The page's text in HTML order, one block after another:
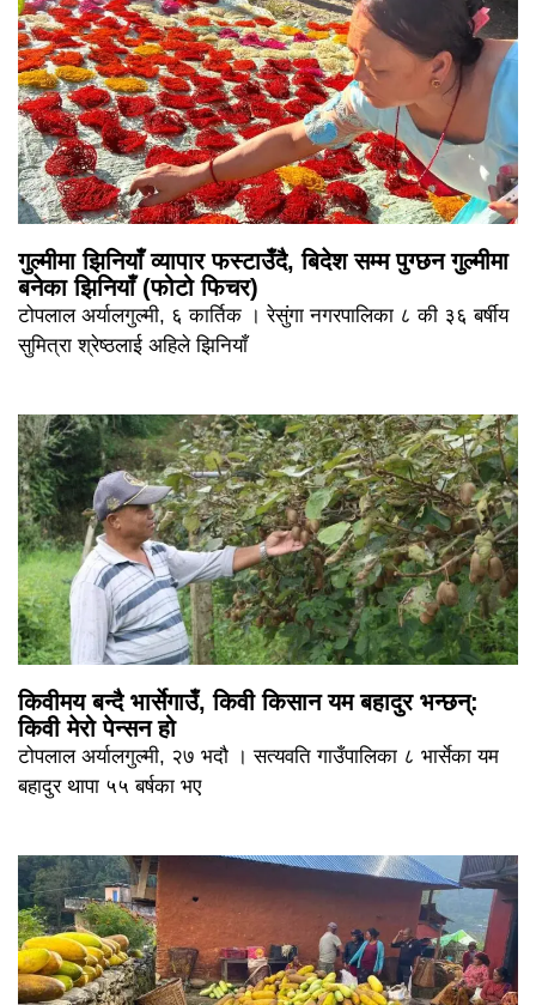
गुल्मीमा झिनियाँ व्यापार फस्टाउँदै, बिदेश सम्म पुग्छन गुल्मीमा
बनेका झिनियाँ (फोटो फिचर)
टोपलाल अर्यालगुल्मी, ६ कार्तिक । रेसुंगा नगरपालिका ८ की ३६ बर्षीय
सुमित्रा श्रेष्ठलाई अहिले झिनियाँ
किवीमय बन्दै भार्सेगाउँ, किवी किसान यम बहादुर भन्छन्:
किवी मेरो पेन्सन हो
टोपलाल अर्यालगुल्मी, २७ भदौ । सत्यवति गाउँपालिका ८ भार्सेका यम
बहादुर थापा ५५ बर्षका भए